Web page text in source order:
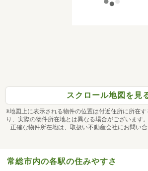
スクロール地図を見
※地図上に表示される物件の位置は付近住所に所在
り、実際の物件所在地とは異なる場合がございます。
正確な物件所在地は、取扱い不動産会社にお問い合
常総市内の各駅の住みやすさ